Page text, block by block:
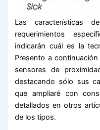
Las características
requerimientos
indicarán cuál es la
Presento a
sensores de
destacando sólo sus
que ampliaré con
detallados en otros
de los tipos.